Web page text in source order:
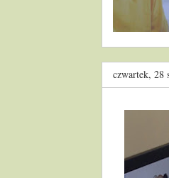
czwartek, 28